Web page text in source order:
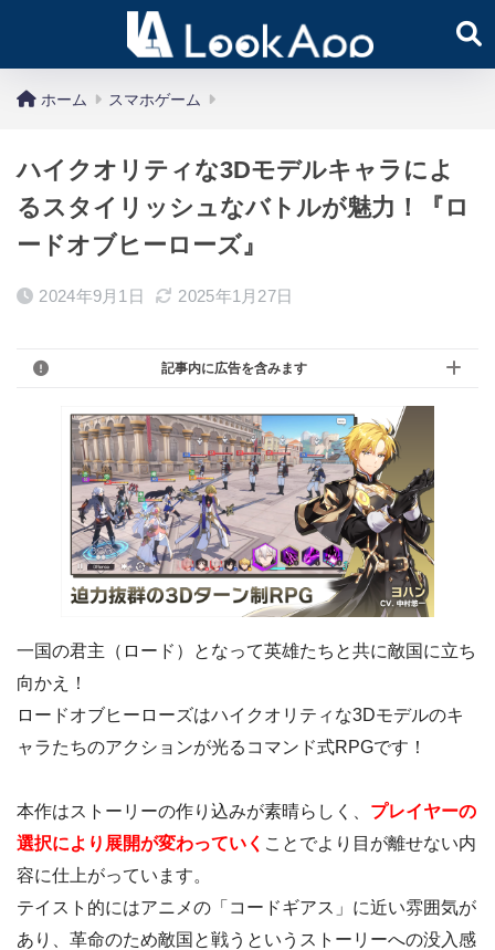
ホーム スマホゲーム
ハイクオリティな3Dモデルキャラによ
るスタイリッシュなバトルが魅力！『ロ
ードオブヒーローズ』
2024年9月1日 2025年1月27日
記事内に広告を含みます
一国の君主（ロード）となって英雄たちと共に敵国に立ち
向かえ！
ロードオブヒーローズはハイクオリティな3Dモデルのキ
ャラたちのアクションが光るコマンド式RPGです！
本作はストーリーの作り込みが素晴らしく、 プレイヤーの
選択により展開が変わっていく ことでより目が離せない内
容に仕上がっています。
テイスト的にはアニメの「コードギアス」に近い雰囲気が
あり、革命のため敵国と戦うというストーリーへの没入感